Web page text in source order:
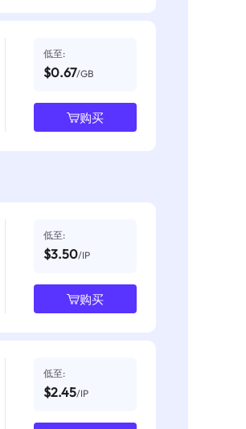
低至:
$0.67/GB
购买
低至:
$3.50/IP
购买
低至:
$2.45/IP